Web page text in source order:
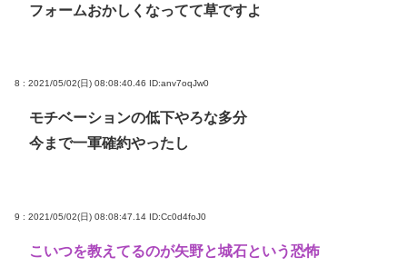
フォームおかしくなってて草ですよ
8 : 2021/05/02(日) 08:08:40.46 ID:anv7oqJw0
モチベーションの低下やろな多分
今まで一軍確約やったし
9 : 2021/05/02(日) 08:08:47.14 ID:Cc0d4foJ0
こいつを教えてるのが矢野と城石という恐怖